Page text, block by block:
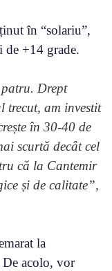
în “solariu”,
de +14 grade.
Drept
trecut, am investit
în 30-40 de
scurtă decât cel
că la Cantemir
și de calitate”,
la
acolo, vor